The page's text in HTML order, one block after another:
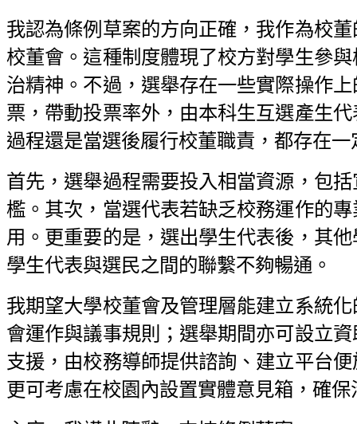
我認為條例草案的方向正確，我作為校
校董會。這種制度體現了校方對學生參
治精神。不過，選舉存在一些實際操作
票，帶動投票率外，由本科生互選產生
過程還是當選後履行校董職責，都存在一
首先，選舉過程需要投入相當資源，包
檻。其次，當選代表若缺乏校務運作的
用。更重要的是，選出學生代表後，其
學生代表與選民之間的聯繫不夠暢通。
我期望大學校董會及管理層能建立系統
會運作與議事規則；選舉期間亦可設立
支援，由校務導師提供諮詢、建立平台
更可考慮在校園內設置實體意見箱，確